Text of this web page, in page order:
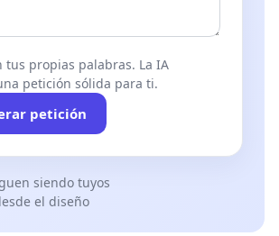
tus propias palabras. La IA
petición sólida para ti.
petición
siendo tuyos
el diseño